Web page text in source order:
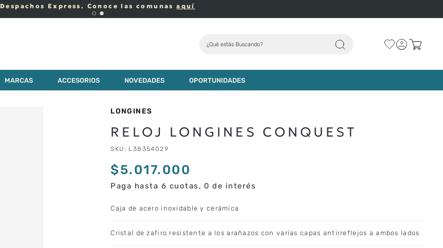
Despachos Express. Conoce las comunasaquí
¿Qué estás Buscando?
MARCAS ACCESORIOS NOVEDADES OPORTUNIDADES
AGREGAR AL CARRO
LONGINES
RELOJ LONGINES CONQUEST
SKU : L38354029
$5.017.000
Paga hasta 6 cuotas, 0 de interés
Caja de acero inoxidable y cerámica
Cristal de zafiro resistente a los arañazos con varias capas antirreflejos a ambos lados